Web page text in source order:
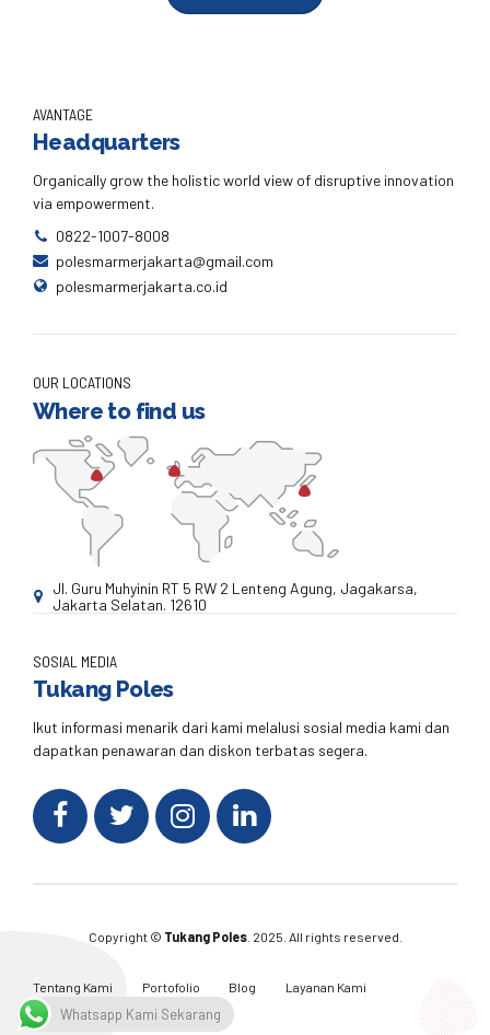
AVANTAGE
Headquarters
Organically grow the holistic world view of disruptive innovation
via empowerment.
0822-1007-8008
polesmarmerjakarta@gmail.com
polesmarmerjakarta.co.id
OUR LOCATIONS
Where to find us
Jl. Guru Muhyinin RT 5 RW 2 Lenteng Agung, Jagakarsa,
Jakarta Selatan. 12610
SOSIAL MEDIA
Tukang Poles
Ikut informasi menarik dari kami melalusi sosial media kami dan
dapatkan penawaran dan diskon terbatas segera.
Copyright © Tukang Poles. 2025. All rights reserved.
Tentang Kami Portofolio Blog
Layanan Kami
Kontak Kami
Whatsapp Kami Sekarang